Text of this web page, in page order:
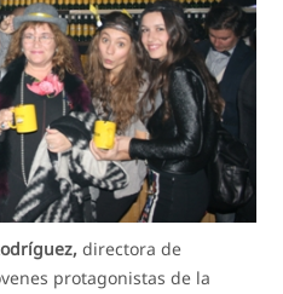
directora de
protagonistas de la